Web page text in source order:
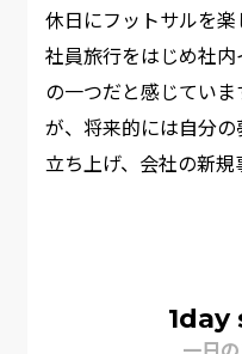
休日にフットサルを楽
社員旅行をはじめ社
の一つだと感じてい
が、将来的には自分
立ち上げ、会社の新規